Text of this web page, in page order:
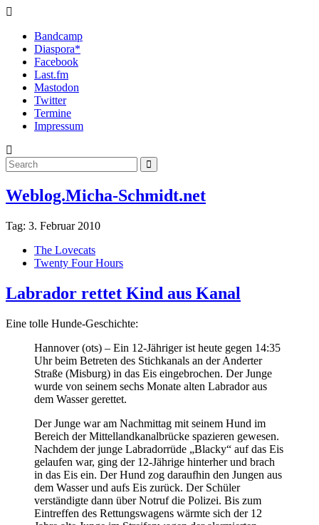
Bandcamp
Diaspora*
Facebook
Last.fm
Mastodon
Twitter
Termine
Impressum
Weblog.Micha-Schmidt.net
Tag: 3. Februar 2010
The Lovecats
Twenty Four Hours
Labrador rettet Kind aus Kanal
Eine tolle Hunde-Geschichte:
Hannover (ots) – Ein 12-Jähriger ist heute gegen 14:35
Uhr beim Betreten des Stichkanals an der Anderter
Straße (Misburg) in das Eis eingebrochen. Der Junge
wurde von seinem sechs Monate alten Labrador aus
dem Wasser gerettet.
Der Junge war am Nachmittag mit seinem Hund im
Bereich der Mittellandkanalbrücke spazieren gewesen.
Nachdem der junge Labradorrüde „Blacky“ auf das Eis
gelaufen war, ging der 12-Jährige hinterher und brach
in das Eis ein. Der Hund zog daraufhin den Jungen aus
dem Wasser und aufs Eis zurück. Der Schüler
verständigte dann über Notruf die Polizei. Bis zum
Eintreffen des Rettungswagens wärmte sich der 12